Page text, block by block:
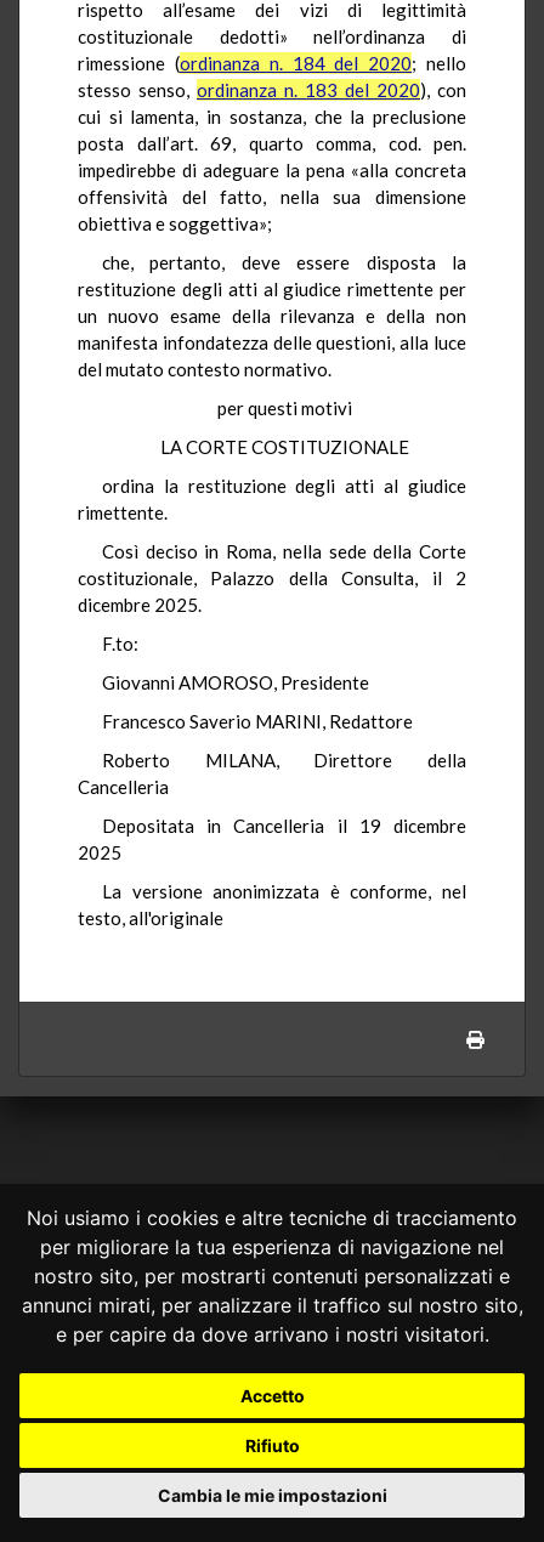
Noi usiamo i cookies e altre tecniche di tracciamento
per migliorare la tua esperienza di navigazione nel
nostro sito, per mostrarti contenuti personalizzati e
annunci mirati, per analizzare il traffico sul nostro sito,
e per capire da dove arrivano i nostri visitatori.
Accetto
Rifiuto
Cambia le mie impostazioni
rispetto all’esame dei vizi di legittimità
costituzionale dedotti» nell’ordinanza di
rimessione (ordinanza n. 184 del 2020; nello
stesso senso, ordinanza n. 183 del 2020), con
cui si lamenta, in sostanza, che la preclusione
posta dall’art. 69, quarto comma, cod. pen.
impedirebbe di adeguare la pena «alla concreta
offensività del fatto, nella sua dimensione
obiettiva e soggettiva»;
che, pertanto, deve essere disposta la
restituzione degli atti al giudice rimettente per
un nuovo esame della rilevanza e della non
manifesta infondatezza delle questioni, alla luce
del mutato contesto normativo.
per questi motivi
LA CORTE COSTITUZIONALE
ordina la restituzione degli atti al giudice
rimettente.
Così deciso in Roma, nella sede della Corte
costituzionale, Palazzo della Consulta, il 2
dicembre 2025.
F.to:
Giovanni AMOROSO, Presidente
Francesco Saverio MARINI, Redattore
Roberto MILANA, Direttore della
Cancelleria
Depositata in Cancelleria il 19 dicembre
2025
La versione anonimizzata è conforme, nel
testo, all'originale
CONSULTA ONLINE DAL 1995 -NOTE LEGALI
Consulta OnLine non ha prodotto e non è responsabile per i contenuti e
le informazioni legali di siti collegati.
costituisce una relazione di consulenza legale.
Nessuno deve confidare o agire in base alle informazioni disponibili in
info@giurcost.org| Giurisprudenza Costituzionale|
Consulta OnLine| @giurcost